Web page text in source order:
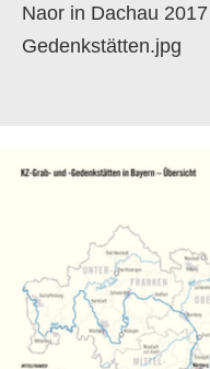
Naor in Dachau
Gedenkstätten.jpg